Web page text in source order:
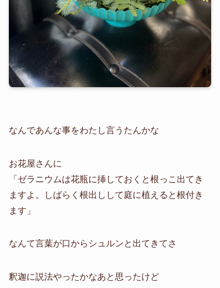
なんであんな事をわたし言うたんかな
お花屋さんに
「ゼラニウムは花瓶に挿しておくと根っこ出てき
ますよ。しばらく根出しして庭に植えると根付き
ます」
なんて言葉が口からシュルンと出てきてさ
釈迦に説法やったかなあと思ったけど